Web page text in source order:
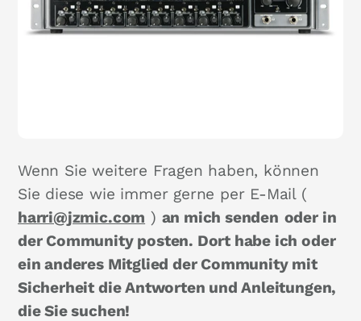
Wenn Sie weitere Fragen haben, können
Sie diese wie immer gerne per E-Mail (
harri@jzmic.com ) an mich senden oder in
der Community posten. Dort habe ich oder
ein anderes Mitglied der Community mit
Sicherheit die Antworten und Anleitungen,
die Sie suchen!